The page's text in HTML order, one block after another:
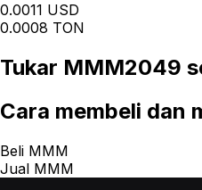
0.0011 USD
0.0008 TON
Tukar MMM2049
Cara membeli dan
Beli MMM
Jual MMM